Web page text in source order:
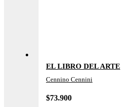
EL LIBRO DEL ARTE
Cennino Cennini
$73.900